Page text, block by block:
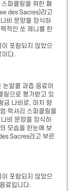
파클링을 위한 패
des Sacres)라고
비 문양을 장식하
적인 쏘 제니를 한
포함되지 않았으
이다.
알콜 과즙 음료이
링으로 평가받고 있
금 나비로, 마치 향
럭셔리 스파클링을
비 문양을 장식하
모습을 한눈에 보
Sacres라고 부르
포함되지 않았으
료입니다.